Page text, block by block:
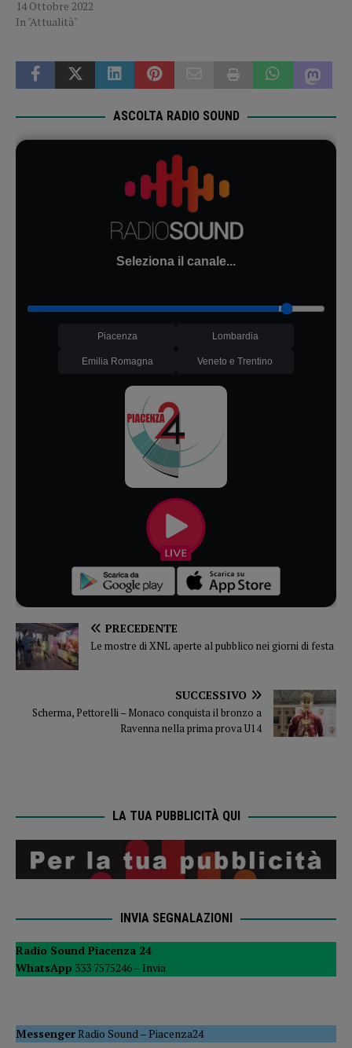
14 Ottobre 2022
In "Attualità"
ASCOLTA RADIO SOUND
Seleziona il canale...
Piacenza Lombardia
Emilia Romagna Veneto e Trentino
PRECEDENTE
Le mostre di XNL aperte al pubblico nei giorni di festa
SUCCESSIVO
Scherma, Pettorelli – Monaco conquista il bronzo a
Ravenna nella prima prova U14
LA TUA PUBBLICITÀ QUI
INVIA SEGNALAZIONI
Radio Sound Piacenza 24
WhatsApp 333 7575246 – Invia
MessengerRadio Sound–Piacenza24